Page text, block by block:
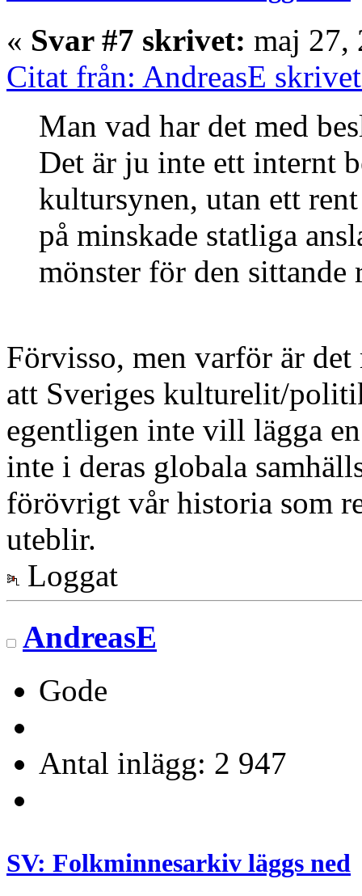
« Svar #7 skrivet: maj 27,
Citat från: AndreasE
Man vad har det med
Det är ju inte ett internt
kultursynen, utan ett
på minskade statliga
mönster för den sittande
Förvisso, men varför är
att Sveriges kulturelit/
egentligen inte vill lägga
inte i deras globala
förövrigt vår historia som
uteblir.
Loggat
AndreasE
Gode
Antal inlägg: 2 947
SV: Folkminnesarkiv läggs ned